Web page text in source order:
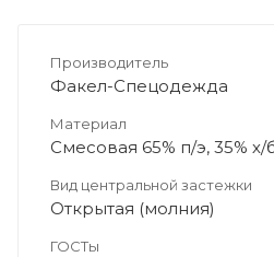
Производитель
Факел-Спецодежда
Материал
Смесовая 65% п/э, 35% х/
Вид центральной застежки
Открытая (молния)
ГОСТы